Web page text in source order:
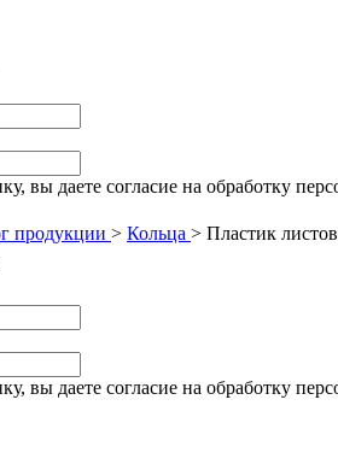
вы даете согласие на обработку
продукции > Кольца > Пластик
вы даете согласие на обработку